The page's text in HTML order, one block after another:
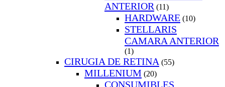
ANTERIOR (11)
HARDWARE (10)
STELLARIS
CAMARA ANTERIOR
(1)
CIRUGIA DE RETINA (55)
MILLENIUM (20)
CONSUMIBLES